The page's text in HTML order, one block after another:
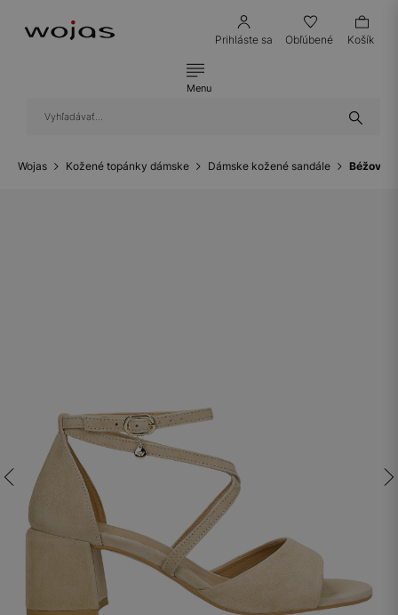
Prihláste sa Obľúbené Košík
Menu
Wojas Kožené topánky dámske Dámske kožené sandále Béžové